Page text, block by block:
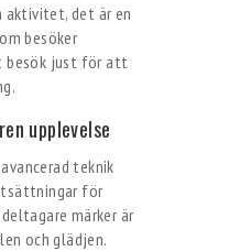
aktivitet, det är en
besöker
besök just för att
upplevelse
teknik
för
märker är
och glädjen.